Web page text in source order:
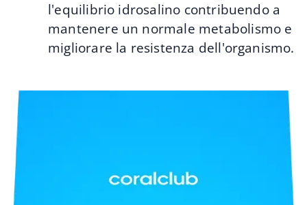
l'equilibrio idrosalino contribuendo a
mantenere un normale metabolismo e
migliorare la resistenza dell'organismo.